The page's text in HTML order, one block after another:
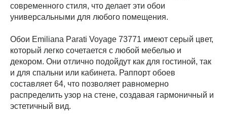
современного стиля, что делает эти обои
универсальными для любого помещения.
Обои Emiliana Parati Voyage 73771 имеют серый цвет,
который легко сочетается с любой мебелью и
декором. Они отлично подойдут как для гостиной, так
и для спальни или кабинета. Раппорт обоев
составляет 64, что позволяет равномерно
распределить узор на стене, создавая гармоничный и
эстетичный вид.